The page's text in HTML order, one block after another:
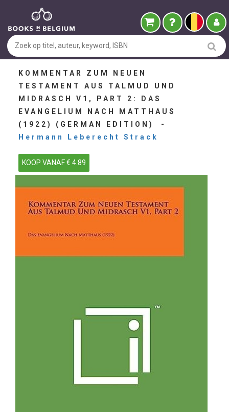
KOMMENTAR ZUM NEUEN
TESTAMENT AUS TALMUD UND
MIDRASCH V1, PART 2: DAS
EVANGELIUM NACH MATTHAUS
(1922) (GERMAN EDITION) -
Hermann Leberecht Strack
KOOP VANAF € 4.89